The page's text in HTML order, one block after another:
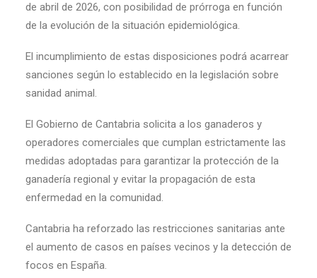
de abril de 2026, con posibilidad de prórroga en función
de la evolución de la situación epidemiológica.
El incumplimiento de estas disposiciones podrá acarrear
sanciones según lo establecido en la legislación sobre
sanidad animal.
El Gobierno de Cantabria solicita a los ganaderos y
operadores comerciales que cumplan estrictamente las
medidas adoptadas para garantizar la protección de la
ganadería regional y evitar la propagación de esta
enfermedad en la comunidad.
Cantabria ha reforzado las restricciones sanitarias ante
el aumento de casos en países vecinos y la detección de
focos en España.